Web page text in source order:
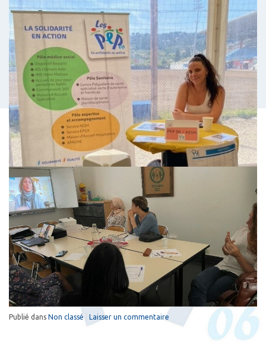
Publié dans Non classé Laisser un commentaire